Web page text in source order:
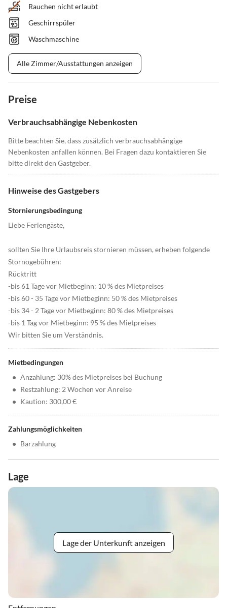
Rauchen nicht erlaubt
Geschirrspüler
Waschmaschine
Alle Zimmer/Ausstattungen anzeigen
Preise
Verbrauchsabhängige Nebenkosten
Bitte beachten Sie, dass zusätzlich verbrauchsabhängige
Nebenkosten anfallen können. Bei Fragen dazu kontaktieren Sie
bitte direkt den Gastgeber.
Hinweise des Gastgebers
Stornierungsbedingung
Liebe Feriengäste,
sollten Sie Ihre Urlaubsreis stornieren müssen, erheben folgende
Stornogebühren:
Rücktritt
-bis 61 Tage vor Mietbeginn: 10 % des Mietpreises
-bis 60 - 35 Tage vor Mietbeginn: 50 % des Mietpreises
-bis 34 - 2 Tage vor Mietbeginn: 80 % des Mietpreises
-bis 1 Tag vor Mietbeginn: 95 % des Mietpreises
Wir bitten Sie um Verständnis.
Mietbedingungen
• Anzahlung: 30% des Mietpreises bei Buchung
• Restzahlung: 2 Wochen vor Anreise
• Kaution: 300,00 €
Zahlungsmöglichkeiten
• Barzahlung
Lage
Lage der Unterkunft anzeigen